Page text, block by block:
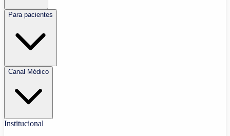
Para pacientes
Canal Médico
Institucional